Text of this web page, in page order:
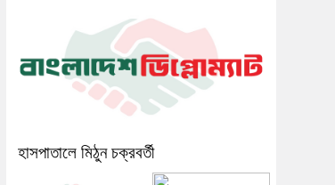
হাসপাতালে মিঠুন চক্রবর্তী